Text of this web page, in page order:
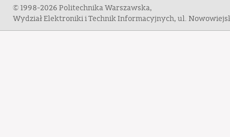
© 1998-2026 Politechnika Warszawska,
Wydział Elektroniki i Technik Informacyjnych, ul.